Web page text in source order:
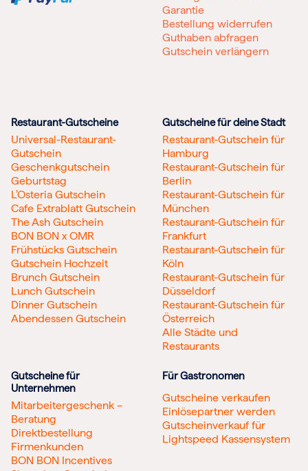
Garantie
Bestellung widerrufen
Guthaben abfragen
Gutschein verlängern
Restaurant-Gutscheine
Universal-Restaurant-
Gutschein
Geschenkgutschein
Geburtstag
L’Osteria Gutschein
Cafe Extrablatt Gutschein
The Ash Gutschein
BON BON x OMR
Frühstücks Gutschein
Gutschein Hochzeit
Brunch Gutschein
Lunch Gutschein
Dinner Gutschein
Abendessen Gutschein
Gutscheine für deine Stadt
Restaurant-Gutschein für
Hamburg
Restaurant-Gutschein für
Berlin
Restaurant-Gutschein für
München
Restaurant-Gutschein für
Frankfurt
Restaurant-Gutschein für
Köln
Restaurant-Gutschein für
Düsseldorf
Restaurant-Gutschein für
Österreich
Alle Städte und
Restaurants
Gutscheine für
Unternehmen
Mitarbeitergeschenk –
Beratung
Direktbestellung
Firmenkunden
BON BON Incentives
Für Gastronomen
Gutscheine verkaufen
Einlösepartner werden
Gutscheinverkauf für
Lightspeed Kassensystem